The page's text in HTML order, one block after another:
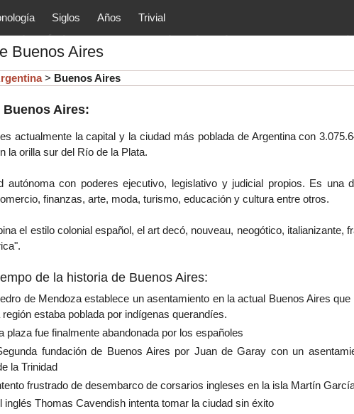
y principales
política, arte, cultura, etc.) de la
Siglos Años Trivial
Buenos Aires
> Buenos Aires
Aires:
actualmente la capital y la ciudad más poblada de Argentina con
la orilla sur del Río de la Plata.
autónoma con poderes ejecutivo, legislativo y judicial propios. Es
finanzas, arte, moda, turismo, educación y cultura entre otros.
el estilo colonial español, el art decó, nouveau, neogótico,
de la historia de Buenos Aires:
de Mendoza establece un asentamiento en la actual Buenos Aires
estaba poblada por indígenas querandíes.
plaza fue finalmente abandonada por los españoles
fundación de Buenos Aires por Juan de Garay con un
la Trinidad
frustrado de desembarco de corsarios ingleses en la isla Martín
Thomas Cavendish intenta tomar la ciudad sin éxito